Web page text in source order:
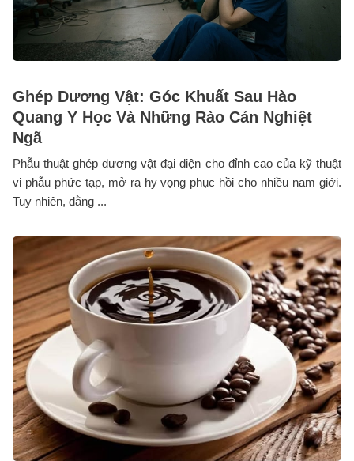
Ghép Dương Vật: Góc Khuất Sau Hào
Quang Y Học Và Những Rào Cản Nghiệt
Ngã
Phẫu thuật ghép dương vật đại diện cho đỉnh cao của kỹ thuật
vi phẫu phức tạp, mở ra hy vọng phục hồi cho nhiều nam giới.
Tuy nhiên, đằng ...